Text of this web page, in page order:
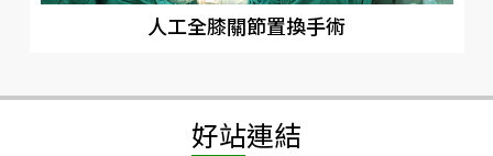
人工全膝關節置換手術
好站連結